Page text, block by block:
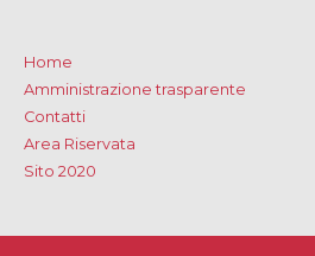
Home
Amministrazione trasparente
Contatti
Area Riservata
Sito 2020